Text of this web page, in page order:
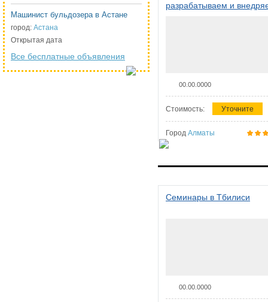
Машинист бульдозера в Астане
город: Астана
Открытая дата
Все бесплатные объявления
разрабатываем и
00.00.0000
Стоимость: Уточните
Город Алматы
Семинары в Тбилиси
00.00.0000